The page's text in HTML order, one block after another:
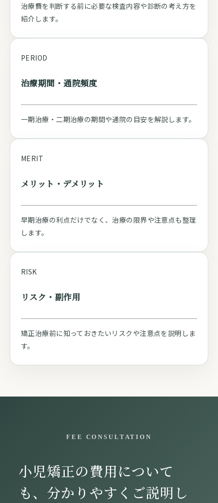
治療費を判断する前に必要な検査内容や診断の考え方を
紹介します。
PERIOD
治療期間・通院頻度
一期治療・二期治療の期間や通院の目安を解説します。
MERIT
メリット・デメリット
早期治療の利点だけでなく、治療の限界や注意点も整理
します。
RISK
リスク・副作用
矯正治療前に知っておきたいリスクや注意点を説明しま
す。
FEE CONSULTATION
小児矯正の費用について
も、分かりやすくご説明し